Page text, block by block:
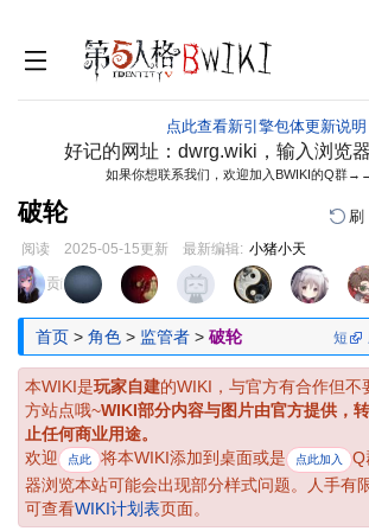
点此查看新引擎包体更新说明
好记的网址：dwrg.wiki，输入浏览
如果你想联系我们，欢迎加入BWIKI的Q群
破轮 刷
阅读 2025-05-15更新 最新编辑: 小猪小天
跳
到
导
跳
到
搜
页面贡献者 :
首页 > 角色 > 监管者 > 破轮 短
本WIKI是玩家自建的WIKI，与官方有合作但不
方站点哦~WIKI部分内容与图片由官方提供，
止任何商业用途。
欢迎
点此 将本WIKI添加到桌面或是 点此加入 Q
器浏览本站可能会出现部分样式问题。人手有
可查看WIKI计划表页面。